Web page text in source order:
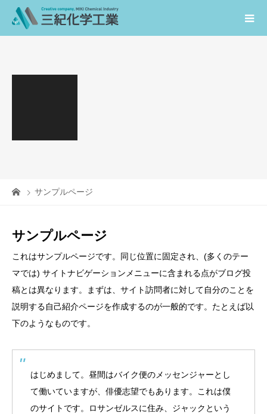
サンプルページ
サンプルページ
これはサンプルページです。同じ位置に固定され、(多くのテー
マでは) サイトナビゲーションメニューに含まれる点がブログ投
稿とは異なります。まずは、サイト訪問者に対して自分のことを
説明する自己紹介ページを作成するのが一般的です。たとえば以
下のようなものです。
はじめまして。昼間はバイク便のメッセンジャーとし
て働いていますが、俳優志望でもあります。これは僕
のサイトです。ロサンゼルスに住み、ジャックという